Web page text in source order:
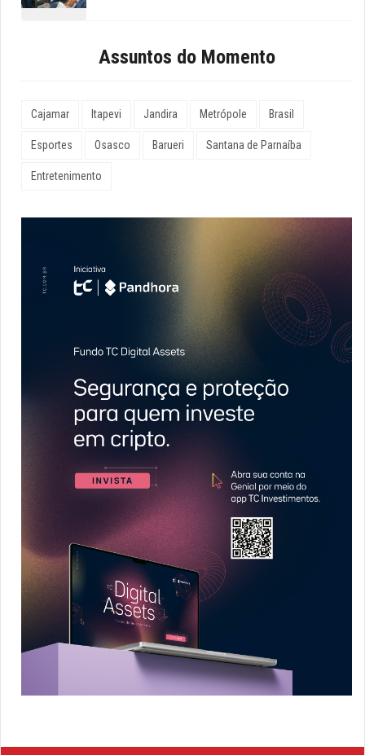
Assuntos do Momento
Cajamar Itapevi Jandira Metrópole Brasil
Esportes Osasco Barueri Santana de Parnaíba
Entretenimento